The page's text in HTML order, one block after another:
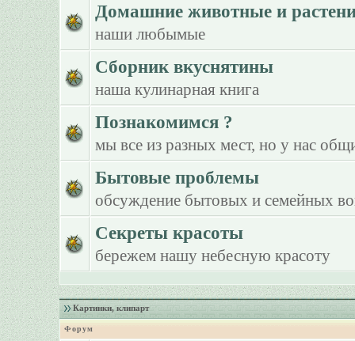
Домашние животные и
наши любымые
Сборник вкуснятины
наша кулинарная книга
Познакомимся ?
мы все из разных мест, но у нас
Бытовые проблемы
обсуждение бытовых и семейных
Секреты красоты
бережем нашу небесную красоту
Картинки, клипарт
Форум